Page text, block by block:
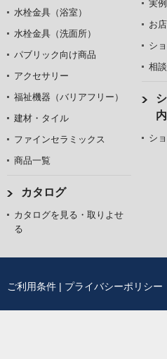
水栓金具（浴室）
水栓金具（洗面所）
パブリック向け商品
アクセサリー
福祉機器（バリアフリー）
建材・タイル
ファインセラミックス
商品一覧
カタログ
カタログを見る・取りよせ
る
実
お
シ
相
内
シ
ご利用条件 | プライバシーポリシー